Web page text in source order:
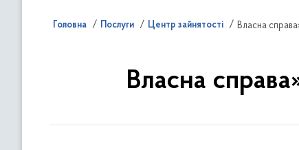
Головна Послуги Центр зайнятості Власна
Власна